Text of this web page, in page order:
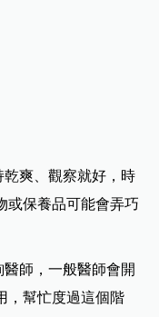
爽、觀察就好，時
或保養品可能會弄巧
師，一般醫師會開
，幫忙度過這個階